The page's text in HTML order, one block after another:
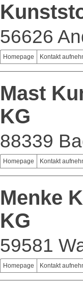
56626
Homepage Kontakt
Mast
KG
88339
Homepage Kontakt
Menke
KG
59581
Homepage Kontakt